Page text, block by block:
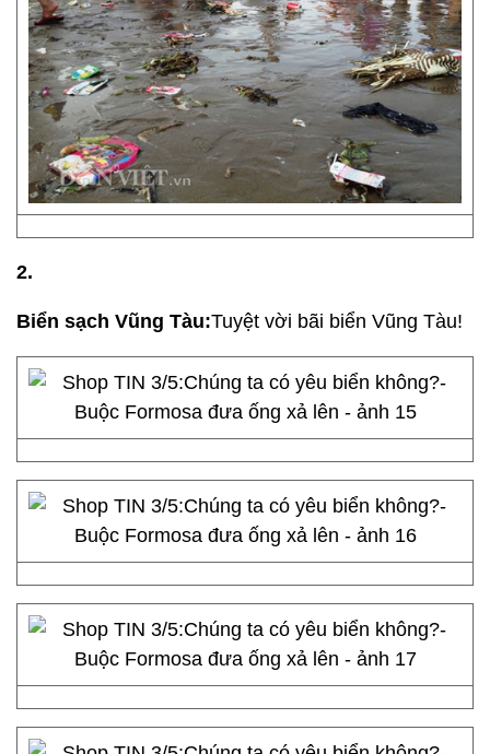
2.
Biển sạch Vũng Tàu:Tuyệt vời bãi biển Vũng Tàu!